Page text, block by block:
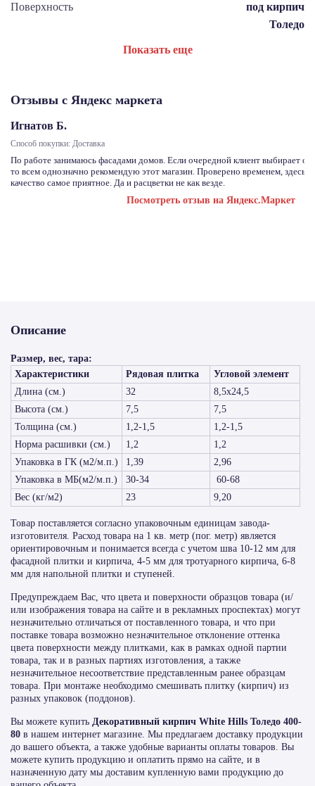
Поверхность
под кирпич
Толедо
Показать еще
Отзывы с Яндекс маркета
Игнатов Б.
Способ покупки: Доставка
По работе занимаюсь фасадами домов. Если очередной клиент выбирает
то всем однозначно рекомендую этот магазин. Проверено временем, здесь
качество самое приятное. Да и расцветки не как везде.
Посмотреть отзыв на Яндекс.Маркет
Описание
Размер, вес, тара:
Характеристики
Рядовая плитка
Угловой элемент
Длина (см.)
32
8,5х24,5
Высота (см.)
7,5
7,5
Толщина (см.)
1,2-1,5
1,2-1,5
Норма расшивки (см.)
1,2
1,2
Упаковка в ГК (м2/м.п.)
1,39
2,96
Упаковка в МБ(м2/м.п.)
30-34
60-68
Вес (кг/м2)
23 9,20
Товар поставляется согласно упаковочным единицам завода-
изготовителя. Расход товара на 1 кв. метр (пог. метр) является
ориентировочным и понимается всегда с учетом шва 10-12 мм для
фасадной плитки и кирпича, 4-5 мм для тротуарного кирпича, 6-8
мм для напольной плитки и ступеней.
Предупреждаем Вас, что цвета и поверхности образцов товара (и/
или изображения товара на сайте и в рекламных проспектах) могут
незначительно отличаться от поставленного товара, и что при
поставке товара возможно незначительное отклонение оттенка
цвета поверхности между плитками, как в рамках одной партии
товара, так и в разных партиях изготовления, а также
незначительное несоответствие представленным ранее образцам
товара. При монтаже необходимо смешивать плитку (кирпич) из
разных упаковок (поддонов).
Вы можете купить Декоративный кирпич White Hills Толедо 400-
80 в нашем интернет магазине. Мы предлагаем доставку продукции
до вашего объекта, а также удобные варианты оплаты товаров. Вы
можете купить продукцию и оплатить прямо на сайте, и в
назначенную дату мы доставим купленную вами продукцию до